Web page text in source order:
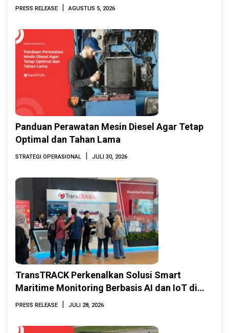
Indonesia Marine & Offshore Expo (IMOX)
PRESS RELEASE | AGUSTUS 5, 2026
Panduan Perawatan Mesin Diesel Agar Tetap
Optimal dan Tahan Lama
STRATEGI OPERASIONAL | JULI 30, 2026
TransTRACK Perkenalkan Solusi Smart
Maritime Monitoring Berbasis AI dan IoT di
INAMARINE 2026
PRESS RELEASE | JULI 28, 2026